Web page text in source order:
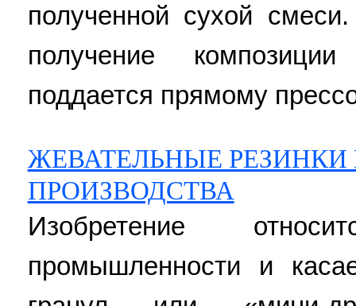
полученной сухой
получение
поддается прямому
ЖЕВАТЕЛЬНЫЕ
ПРОИЗВОДСТВА
Изобретение
промышленности и